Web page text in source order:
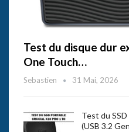
Test du disque dur
One Touch…
Sebastien 31 Mai, 2026
Test du
(USB 3.2